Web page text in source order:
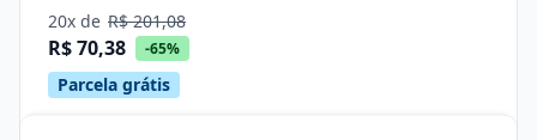
20x de R$ 201,08
R$ 70,38 -65%
Parcela grátis